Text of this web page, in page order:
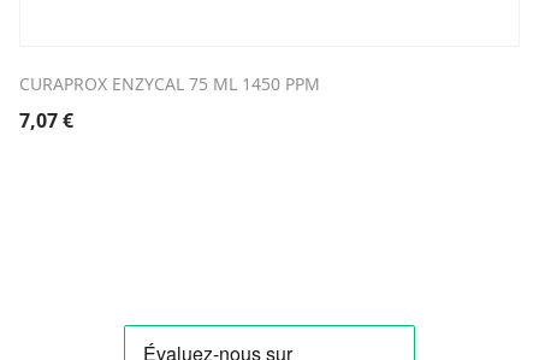
CURAPROX ENZYCAL 75 ML 1450 PPM
7,07€